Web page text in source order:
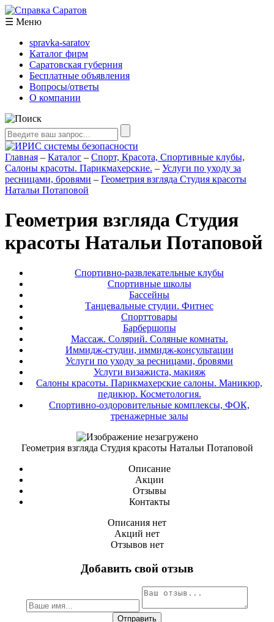
☰ Меню
spravka-saratov
Каталог фирм
Саратовская губерния
Бесплатные объявления
Вопросы/ответы
О компании
Главная – Каталог – Спорт, Красота, Спортивные клубы,
Салоны красоты. Парикмахерские. – Услуги по уходу за
ресницами, бровями – Геометрия взгляда Студия красоты
Натальи Потаповой
Геометрия взгляда Студия
красоты Натальи Потаповой
Спортивно-развлекательные клубы
Спортивные школы
Бассейны
Танцевальные студии. Фитнес
Спорттовары
Барбершопы
Массаж. Солярий. Соляные комнаты.
Иммидж-студии, иммидж-консультации
Услуги по уходу за ресницами, бровями
Услуги визажиста, макияж
Салоны красоты. Парикмахерские салоны. Маникюр,
педикюр. Косметология.
Спортивно-оздоровительные комплексы, ФОК,
тренажерные залы
Геометрия взгляда Студия красоты Натальи Потаповой
Описание
Акции
Отзывы
Контакты
Описания нет
Акций нет
Отзывов нет
Добавить свой отзыв